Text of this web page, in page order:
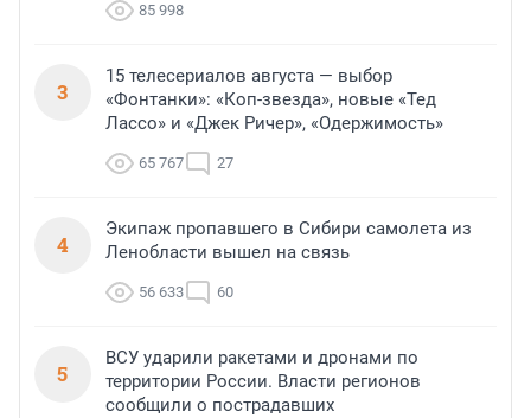
85 998
3
15 телесериалов августа — выбор
«Фонтанки»: «Коп-звезда», новые «Тед
Лассо» и «Джек Ричер», «Одержимость»
65 767 27
4
Экипаж пропавшего в Сибири самолета из
Ленобласти вышел на связь
56 633 60
5
ВСУ ударили ракетами и дронами по
территории России. Власти регионов
сообщили о пострадавших